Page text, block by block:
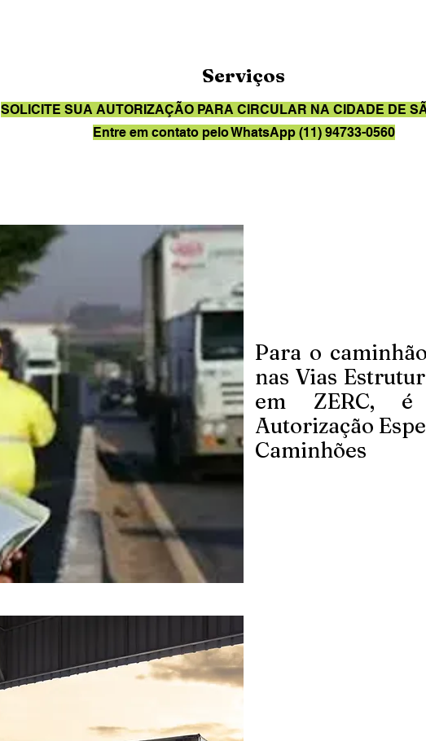
Serviços
SOLICITE SUA AUTORIZAÇÃO PARA CIRCULAR NA CIDADE DE
Entre em contato pelo WhatsApp (11) 94733-0560
Para o
nas Vias
em ZERC,
Autorização
Caminhões